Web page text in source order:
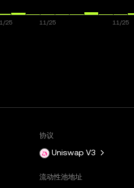
协议
Uniswap V3
流动性池地址